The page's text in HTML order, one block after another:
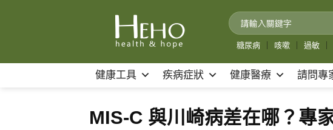
糖尿病 咳嗽 過敏
健康工具 疾病症狀 健康醫療 請問專
MIS-C 與川崎病差在哪？專